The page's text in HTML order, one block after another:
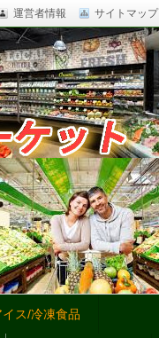
運営者情報 サイトマップ
イス/冷凍食品